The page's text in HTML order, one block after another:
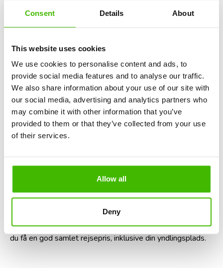
Consent Details About
This website uses cookies
We use cookies to personalise content and ads, to
provide social media features and to analyse our traffic.
We also share information about your use of our site with
our social media, advertising and analytics partners who
may combine it with other information that you’ve
provided to them or that they’ve collected from your use
of their services.
Allow all
Deny
tilbyder bedre service.
i økonomiklasse. Pladser ved nødudgange og i de
mindre kabineafsnit er foretrukne.
For passagerer, der ønsker øget komfort gennem rigelig
benplads, er nødudgangspladserne det optimale valg.
Disse pladser tilbyder ekstra benplads, men kan normalt
ikke lænes tilbage. Desuden er det nødvendigt, at de, der
besætter disse pladser, er villige til at hjælpe i en
Og de første rækker (bulkhead-pladser) har ofte ekstra
benplads, men nogle gange tillader de ikke håndbagage at
blive opbevaret under sædet foran.
Disse pladser kan koste mere, men hvis du ved, hvornår
det er det ideelle tidspunkt at købe billige flybilletter, kan
du få en god samlet rejsepris, inklusive din yndlingsplads.